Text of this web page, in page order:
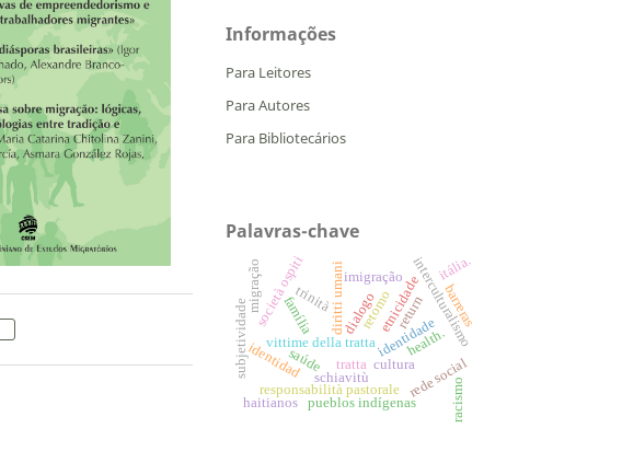
Informações
Para Leitores
Para Autores
Para Bibliotecários
Palavras-chave
tratta
vittime della tratta
diritti umani
schiavitù
responsabilità pastorale
identidade
cultura
etnicidade
imigração
família
rede social
interculturalismo
società ospiti
pueblos indígenas
identidad
haitianos racismo
subjetividade dialogo
trinità
migração retorno
saúde
return
health.
itália.
barreras